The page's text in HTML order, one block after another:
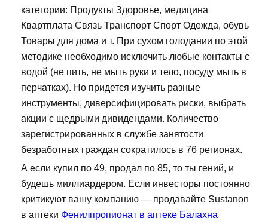
категории: Продукты Здоровье, медицина
Квартплата Связь Транспорт Спорт Одежда, обувь
Товары для дома и т. При сухом голодании по этой
методике необходимо исключить любые контакты с
водой (не пить, не мыть руки и тело, посуду мыть в
перчатках). Но придется изучить разные
инструменты, диверсифицировать риски, выбрать
акции с щедрыми дивидендами. Количество
зарегистрированных в службе занятости
безработных граждан сократилось в 76 регионах.
А если купил по 49, продал по 85, то ты гений, и
будешь миллиардером. Если инвесторы постоянно
критикуют вашу компанию — продавайте Sustanon
в аптеки Фенилпропионат в аптеке Балахна